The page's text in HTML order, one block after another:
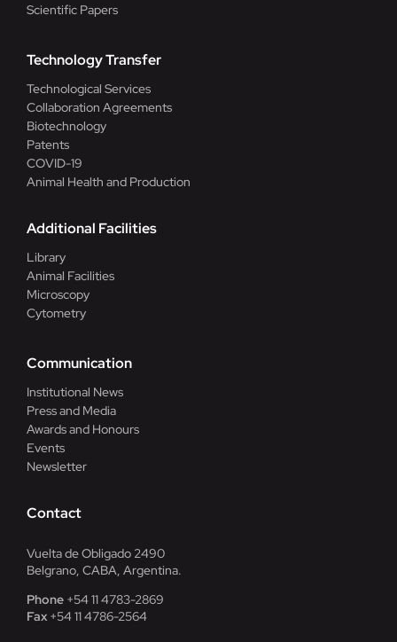
Scientific Papers
Technology Transfer
Technological Services
Collaboration Agreements
Biotechnology
Patents
COVID-19
Animal Health and Production
Additional Facilities
Library
Animal Facilities
Microscopy
Cytometry
Communication
Institutional News
Press and Media
Awards and Honours
Events
Newsletter
Contact
Vuelta de Obligado 2490
Belgrano, CABA, Argentina.
Phone+54 11 4783-2869
Fax+54 11 4786-2564